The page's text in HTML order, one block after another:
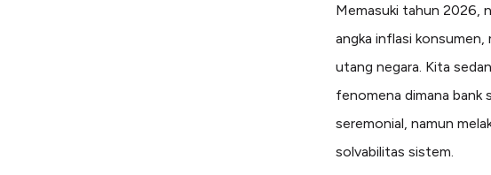
Memasuki tahun 2026,
angka inflasi konsumen,
utang negara. Kita
fenomena dimana bank
seremonial, namun
solvabilitas sistem.